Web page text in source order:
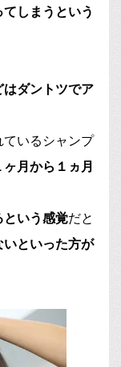
しまうという
ダントツでア
いるシャンプ
ヶ月から１ヵ月
という感覚だと
いといった方が